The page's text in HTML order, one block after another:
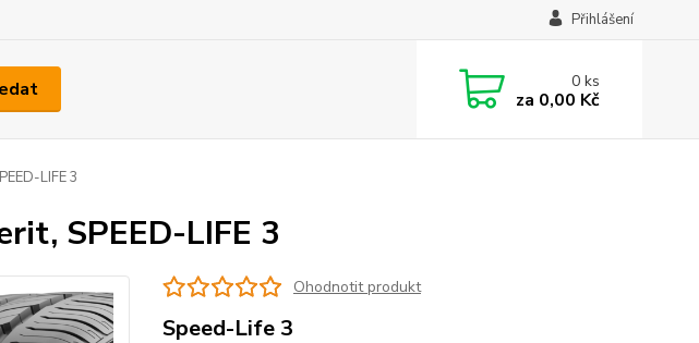
Přihlášení
0ks
za 0,00 Kč
LIFE 3
SPEED-LIFE 3
Ohodnotit produkt
Speed-Life 3